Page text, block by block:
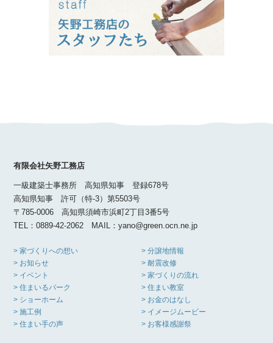
有限会社矢野工務店
一級建築士事務所 高知県知事 登録678号
高知県知事 許可（特-3）第5503号
〒785-0006 高知県須崎市浜町2丁目3番5号
TEL：0889-42-2062 MAIL：yano@green.ocn.ne.jp
> 家づくりへの想い
> お知らせ
> イベント
> 住まいるパーク
> ショーホーム
> 施工例
> 住まい手の声
> 分譲地情報
> 耐震改修
> 家づくりの流れ
> 住まい教室
> お金のはなし
> イメージムービー
> お客様感謝祭